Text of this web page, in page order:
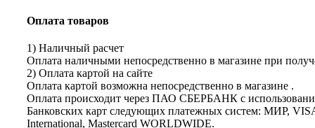
Оплата товаров
1) Наличный расчет
Оплата наличными непосредственно в магазине при
2) Оплата картой на сайте
Оплата картой возможна непосредственно в магазине .
Оплата происходит через ПАО СБЕРБАНК с
Банковских карт следующих платежных систем: МИР,
International, Mastercard WORLDWIDE.